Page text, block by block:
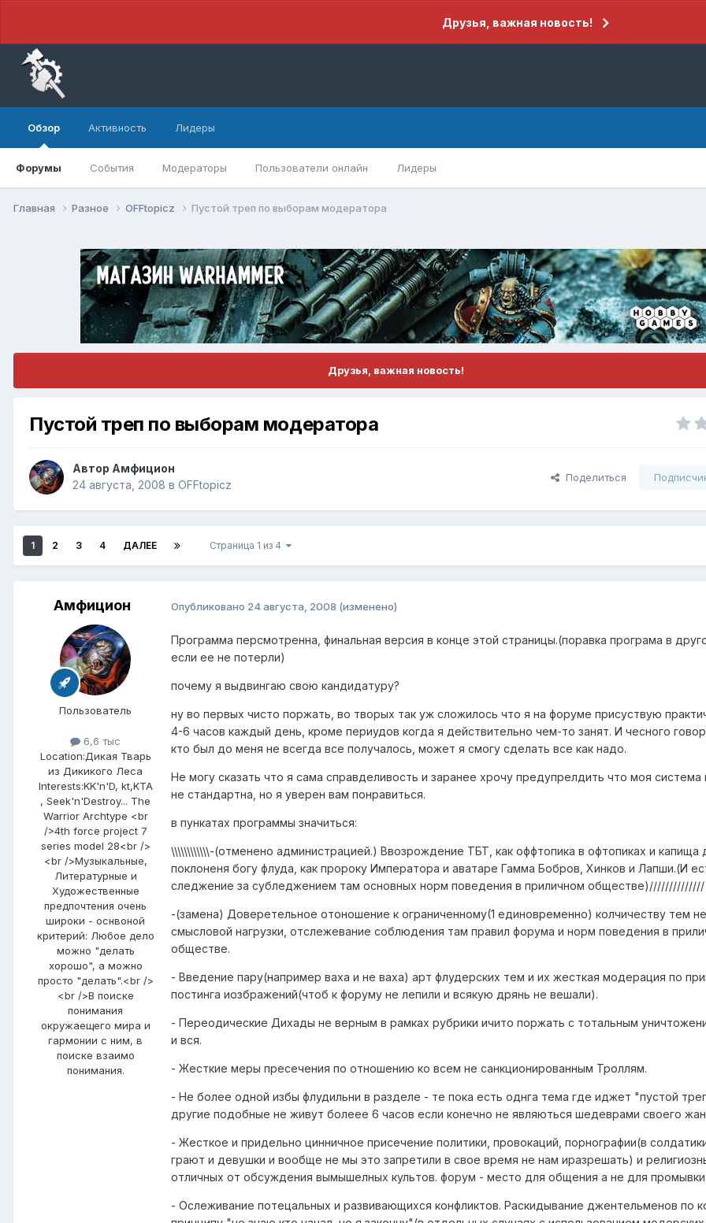
Друзья, важная новость!
Обзор
Форумы События Модераторы Пользователи онлайн Лидеры
Активность Лидеры
Главная Разное OFFtopicz Пустой треп по выборам модератора
Друзья, важная новость!
Пустой треп по выборам модератора
Автор Амфицион
24 августа, 2008 в OFFtopicz
Поделиться
1 2 3 4 ДАЛЕЕ Страница 1 из 4
Амфицион
Пользователь
6,6 тыс
Location:Дикая Тварь
из Дикикого Леса
Interests:KK'n'D, kt,KTA
, Seek'n'Destroy... The
Warrior Archtype <br
/>4th force project 7
series model 28<br />
<br />Музыкальные,
Литературные и
Художественные
предпочтения очень
широки - оснвоной
критерий: Любое дело
можно "делать
хорошо", а можно
просто "делать".<br />
<br />В поиске
понимания
окружаещего мира и
гармонии с ним, в
поиске взаимо
понимания.
Опубликовано 24 августа, 2008 (изменено)
Программа персмотренна, финальная версия в конце этой страницы.(поравка програма в
если ее не потерли)
почему я выдвингаю свою кандидатуру?
ну во первых чисто поржать, во творых так уж сложилось что я на форуме присуствую
4-6 часов каждый день, кроме периудов когда я действительно чем-то занят. И чесного
кто был до меня не всегда все получалось, может я смогу сделать все как надо.
Не могу сказать что я сама справделивость и заранее хрочу предупрелдить что моя система
не стандартна, но я уверен вам понравиться.
в пункатах программы значиться:
\\\\\\\\\\\\-(отменено администрацией.) Ввозрождение ТБТ, как оффтопика в офтопиках и капища
поклоненя богу флуда, как пророку Императора и аватаре Гамма Бобров, Хинков и Лапши.(И
следжение за субледжением там основных норм поведения в приличном обществе)//////////////
-(замена) Доверетельное отоношение к ограниченному(1 единовременно) колчичеству тем
смысловой нагрузки, отслежевание соблюдения там правил форума и норм поведения в
обществе.
- Введение пару(например ваха и не ваха) арт флудерских тем и их жесткая модерация по
постинга иозбражений(чтоб к форуму не лепили и всякую дрянь не вешали).
- Переодические Дихады не верным в рамках рубрики ичито поржать с тотальным
и вся.
- Жесткие меры пресечения по отношению ко всем не санкционированным Троллям.
- Не более одной избы флудильни в разделе - те пока есть однга тема где иджет "пустой
другие подобные не живут болеее 6 часов если конечно не являються шедеврами своего
- Жесткое и придельно цинничное присечение политики, провокаций, порнографии(в
грают и девушки и вообще не мы это запретили в свое время не нам иразрешать) и
отличных от обсуждения вымышелных культов. форум - место для общения а не для промывки
- Ослеживание потецальных и развивающихся конфликтов. Раскидывание джентельменов по